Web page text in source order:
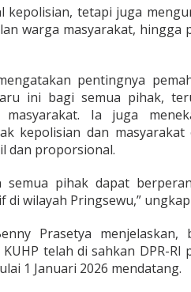
kepolisian, tetapi juga
warga masyarakat, hingga
pentingnya
ini bagi semua pihak,
Ia juga
kepolisian dan masyarakat
dan proporsional.
semua pihak dapat
wilayah Pringsewu,”
Prasetya menjelaskan,
telah di sahkan DPR-RI
1 Januari 2026 mendatang.